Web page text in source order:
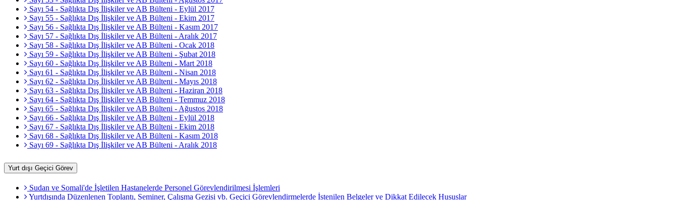
Sayı 54 - Sağlıkta Dış İlişkiler ve AB Bülteni - Eylül 2017
Sayı 55 - Sağlıkta Dış İlişkiler ve AB Bülteni - Ekim 2017
Sayı 56 - Sağlıkta Dış İlişkiler ve AB Bülteni - Kasım 2017
Sayı 57 - Sağlıkta Dış İlişkiler ve AB Bülteni - Aralık 2017
Sayı 58 - Sağlıkta Dış İlişkiler ve AB Bülteni - Ocak 2018
Sayı 59 - Sağlıkta Dış İlişkiler ve AB Bülteni - Şubat 2018
Sayı 60 - Sağlıkta Dış İlişkiler ve AB Bülteni - Mart 2018
Sayı 61 - Sağlıkta Dış İlişkiler ve AB Bülteni - Nisan 2018
Sayı 62 - Sağlıkta Dış İlişkiler ve AB Bülteni - Mayıs 2018
Sayı 63 - Sağlıkta Dış İlişkiler ve AB Bülteni - Haziran 2018
Sayı 64 - Sağlıkta Dış İlişkiler ve AB Bülteni - Temmuz 2018
Sayı 65 - Sağlıkta Dış İlişkiler ve AB Bülteni - Ağustos 2018
Sayı 66 - Sağlıkta Dış İlişkiler ve AB Bülteni - Eylül 2018
Sayı 67 - Sağlıkta Dış İlişkiler ve AB Bülteni - Ekim 2018
Sayı 68 - Sağlıkta Dış İlişkiler ve AB Bülteni - Kasım 2018
Sayı 69 - Sağlıkta Dış İlişkiler ve AB Bülteni - Aralık 2018
Yurt dışı Geçici Görev
Sudan ve Somali'de İşletilen Hastanelerde Personel Görevlendirilmesi İşlemleri
Yurtdışında Düzenlenen Toplantı, Seminer, Çalışma Gezisi vb. Geçici Görevlendirmelerde İstenilen Belgeler ve Dikkat Edilecek Hususlar